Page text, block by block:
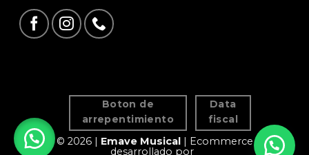
Boton de
arrepentimiento
Data
fiscal
© 2026 | Emave Musical| Ecommerce
desarrollado por